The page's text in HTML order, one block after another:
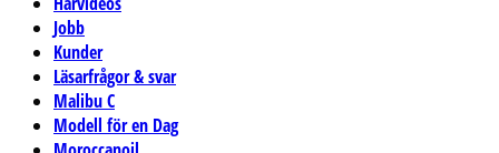
Jobb
Kunder
Läsarfrågor & svar
Malibu C
Modell för en Dag